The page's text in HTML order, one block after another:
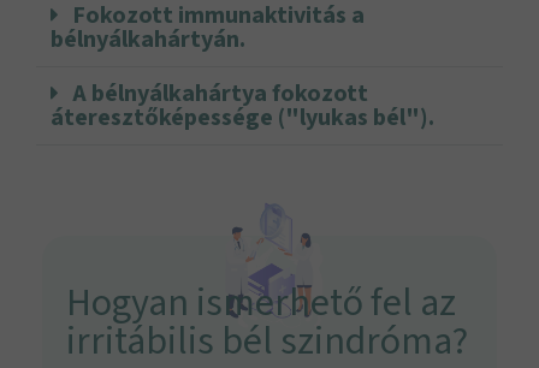
Fokozott immunaktivitás a
bélnyálkahártyán.
A bélnyálkahártya fokozott
áteresztőképessége ("lyukas bél").
Hogyan ismerhető fel az
irritábilis bél szindróma?